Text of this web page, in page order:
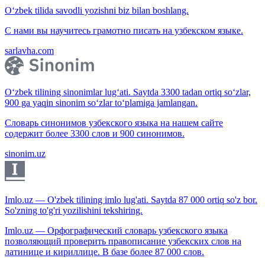
O‘zbek tilida savodli yozishni biz bilan boshlang.
С нами вы научитесь грамотно писать на узбекском языке.
sarlavha.com
O‘zbek tilining sinonimlar lug‘ati. Saytda 3300 tadan ortiq so‘zlar,
900 ga yaqin sinonim so‘zlar to‘plamiga jamlangan.
Словарь синонимов узбекского языка на нашем сайте
содержит более 3300 слов и 900 синонимов.
sinonim.uz
Imlo.uz — O'zbek tilining imlo lug'ati. Saytda 87 000 ortiq so'z bor.
So'zning to'g'ri yozilishini tekshiring.
Imlo.uz — Орфографический словарь узбекского языка
позволяющий проверить правописание узбекских слов на
латинице и кириллице. В базе более 87 000 слов.